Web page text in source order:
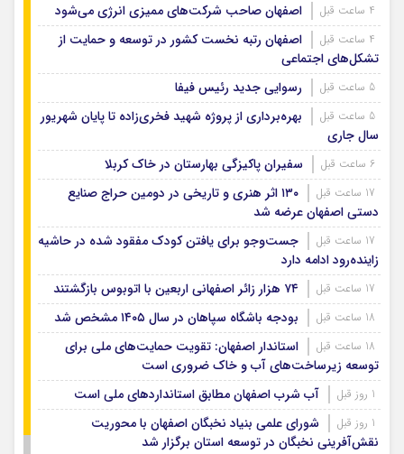
اصفهان صاحب شرکت‌های ممیزی انرژی می‌شود
اصفهان رتبه نخست کشور در توسعه و حمایت از
تشکل‌های اجتماعی
رسوایی جدید رئیس فیفا
بهره‌برداری از پروژه شهید فخری‌زاده تا پایان شهریور
سال جاری
سفیران پاکیزگی بهارستان در خاک کربلا
۱۳۰ اثر هنری و تاریخی در دومین حراج صنایع
دستی اصفهان عرضه شد
جست‌وجو برای یافتن کودک مفقود شده در حاشیه
زاینده‌رود ادامه دارد
۷۴ هزار زائر اصفهانی اربعین با اتوبوس بازگشتند
بودجه باشگاه سپاهان در سال ۱۴۰۵ مشخص شد
استاندار اصفهان: تقویت حمایت‌های ملی برای
توسعه زیرساخت‌های آب و خاک ضروری است
آب شرب اصفهان مطابق استانداردهای ملی است
شورای علمی بنیاد نخبگان اصفهان با محوریت
نقش‌آفرینی نخبگان در توسعه استان برگزار شد